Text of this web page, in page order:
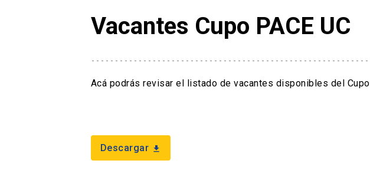
Vacantes Cupo PACE UC
Acá podrás revisar el listado de vacantes disponibles del Cupo
Descargar download